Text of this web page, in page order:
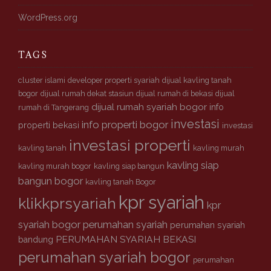
r
y
i
WordPress.org
TAGS
cluster islami developer properti syariah dijual kavling tanah
bogor dijual rumah dekat stasiun dijual rumah di bekasi dijual
rumah di Tangerang dijual rumah syariah bogor info
properti bekasi info properti bogor investasi investasi
kavling tanah investasi properti kavling murah
kavling murah bogor kavling siap bangun kavling siap
bangun bogor kavling tanah Bogor
klikkprsyariah kpr syariah kpr
syariah bogor perumahan syariah perumahan syariah
bandung PERUMAHAN SYARIAH BEKASI
perumahan syariah bogor perumahan